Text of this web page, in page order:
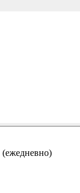
(ежедневно)